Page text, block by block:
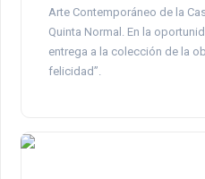
Arte Contemporáneo de la
Quinta Normal. En la
entrega a la colección de la
felicidad”.